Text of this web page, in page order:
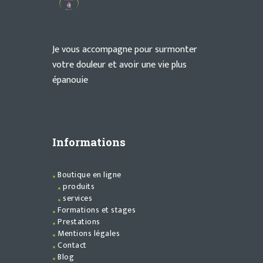
Je vous accompagne pour surmonter
votre douleur et avoir une vie plus
épanouie
Informations
Boutique en ligne
produits
services
Formations et stages
Prestations
Mentions légales
Contact
Blog